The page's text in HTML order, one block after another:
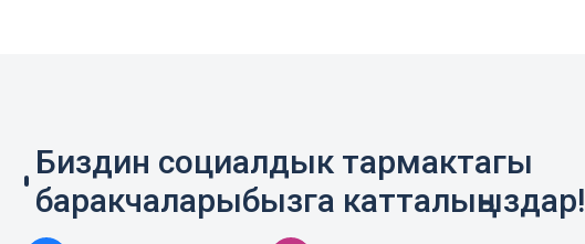
Биздин социалдык тармактагы
баракчаларыбызга катталыңыздар!